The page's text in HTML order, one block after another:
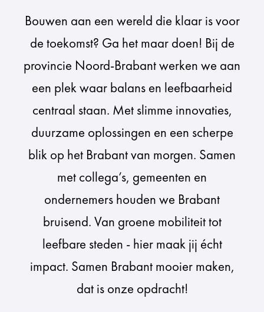
Bouwen aan een wereld die klaar is voor
de toekomst? Ga het maar doen! Bij de
provincie Noord-Brabant werken we aan
een plek waar balans en leefbaarheid
centraal staan. Met slimme innovaties,
duurzame oplossingen en een scherpe
blik op het Brabant van morgen. Samen
met collega’s, gemeenten en
ondernemers houden we Brabant
bruisend. Van groene mobiliteit tot
leefbare steden - hier maak jij écht
impact. Samen Brabant mooier maken,
dat is onze opdracht!